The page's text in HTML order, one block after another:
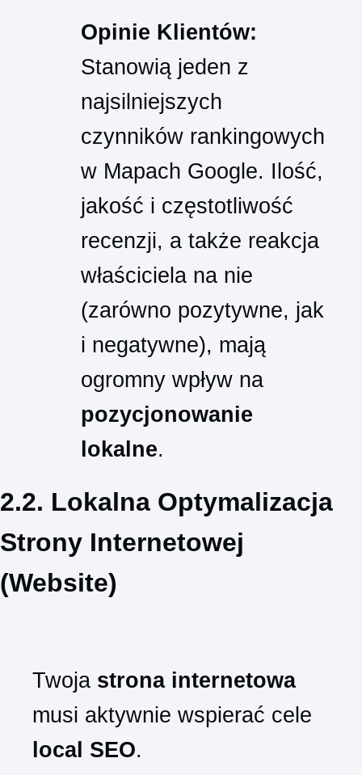
Opinie Klientów:
Stanowią jeden z
najsilniejszych
czynników rankingowych
w Mapach Google. Ilość,
jakość i częstotliwość
recenzji, a także reakcja
właściciela na nie
(zarówno pozytywne, jak
i negatywne), mają
ogromny wpływ na
pozycjonowanie
lokalne.
2.2. Lokalna Optymalizacja
Strony Internetowej
(Website)
Twoja strona internetowa
musi aktywnie wspierać cele
local SEO.